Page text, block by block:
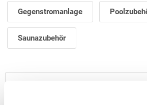
Gegenstromanlage
Saunazubehör